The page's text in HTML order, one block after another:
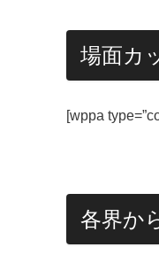
場面カ
[wppa
各界か